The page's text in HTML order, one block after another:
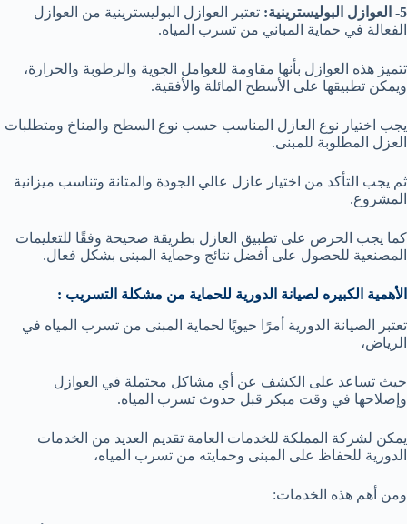
5- العوازل البوليسترينية:
تعتبر العوازل البوليسترينية من العوازل
الفعالة في حماية المباني من تسرب المياه.
تتميز هذه العوازل بأنها مقاومة للعوامل الجوية والرطوبة والحرارة،
ويمكن تطبيقها على الأسطح المائلة والأفقية.
يجب اختيار نوع العازل المناسب حسب نوع السطح والمناخ ومتطلبات
العزل المطلوبة للمبنى.
ثم يجب التأكد من اختيار عازل عالي الجودة والمتانة وتناسب ميزانية
المشروع.
كما يجب الحرص على تطبيق العازل بطريقة صحيحة وفقًا للتعليمات
المصنعية للحصول على أفضل نتائج وحماية المبنى بشكل فعال.
الأهمية الكبيره لصيانة الدورية للحماية من مشكلة التسريب :
تعتبر الصيانة الدورية أمرًا حيويًا لحماية المبنى من تسرب المياه في
الرياض،
حيث تساعد على الكشف عن أي مشاكل محتملة في العوازل
وإصلاحها في وقت مبكر قبل حدوث تسرب المياه.
يمكن لشركة المملكة للخدمات العامة تقديم العديد من الخدمات
الدورية للحفاظ على المبنى وحمايته من تسرب المياه،
ومن أهم هذه الخدمات: